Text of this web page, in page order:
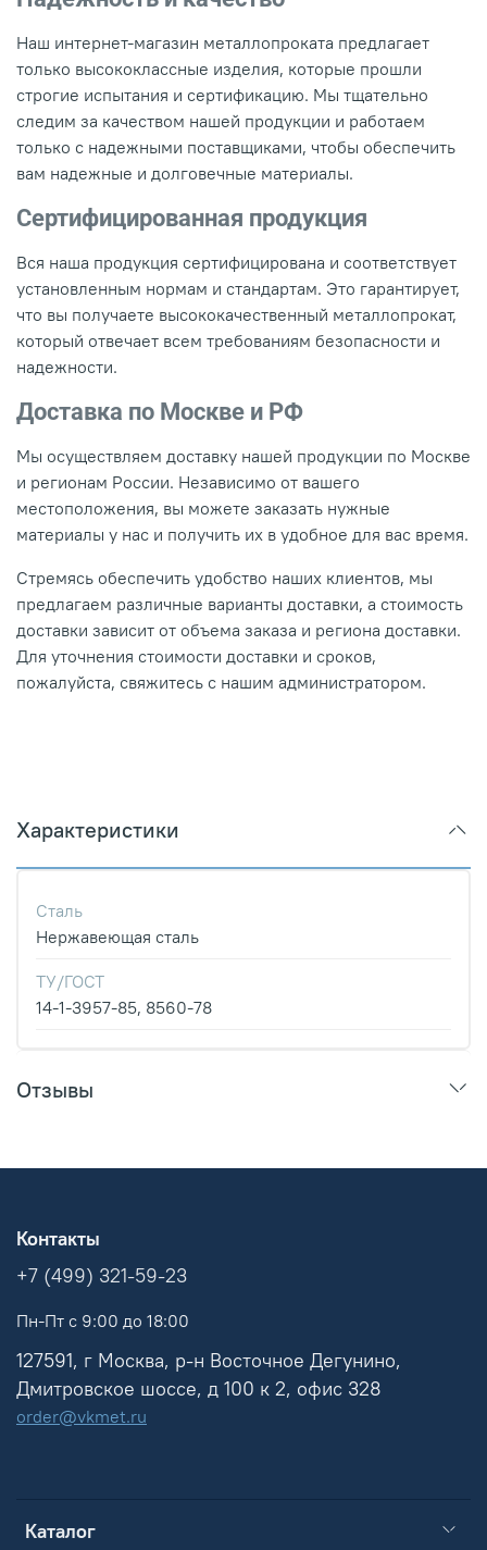
Наш интернет-магазин металлопроката предлагает
только высококлассные изделия, которые прошли
строгие испытания и сертификацию. Мы тщательно
следим за качеством нашей продукции и работаем
только с надежными поставщиками, чтобы обеспечить
вам надежные и долговечные материалы.
Сертифицированная продукция
Вся наша продукция сертифицирована и соответствует
установленным нормам и стандартам. Это гарантирует,
что вы получаете высококачественный металлопрокат,
который отвечает всем требованиям безопасности и
надежности.
Доставка по Москве и РФ
Мы осуществляем доставку нашей продукции по Москве
и регионам России. Независимо от вашего
местоположения, вы можете заказать нужные
материалы у нас и получить их в удобное для вас время.
Стремясь обеспечить удобство наших клиентов, мы
предлагаем различные варианты доставки, а стоимость
доставки зависит от объема заказа и региона доставки.
Для уточнения стоимости доставки и сроков,
пожалуйста, свяжитесь с нашим администратором.
Характеристики
Сталь
Нержавеющая сталь
ТУ/ГОСТ
14-1-3957-85, 8560-78
Отзывы
Каталог
Контакты
+7 (499) 321-59-23
Пн-Пт с 9:00 до 18:00
127591, г Москва, р-н Восточное Дегунино,
Дмитровское шоссе, д 100 к 2, офис 328
order@vkmet.ru